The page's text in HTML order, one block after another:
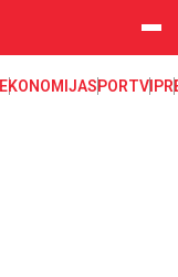
EKONOMIJASPORTVIP